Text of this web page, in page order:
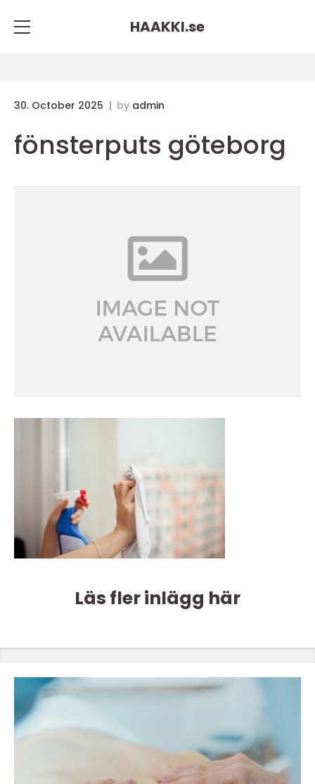
HAAKKI.se
30. October 2025 by admin
fönsterputs göteborg
Läs fler inlägg här